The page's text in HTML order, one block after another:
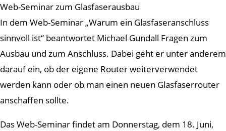
Web-Seminar zum Glasfaserausbau
In dem Web-Seminar „Warum ein Glasfaseranschluss
sinnvoll ist“ beantwortet Michael Gundall Fragen zum
Ausbau und zum Anschluss. Dabei geht er unter anderem
darauf ein, ob der eigene Router weiterverwendet
werden kann oder ob man einen neuen Glasfaserrouter
anschaffen sollte.
Das Web-Seminar findet am Donnerstag, dem 18. Juni,